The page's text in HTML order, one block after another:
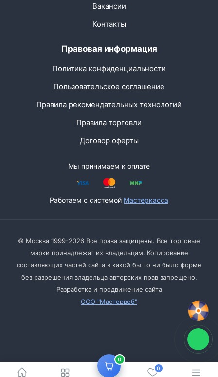
0
0
Вакансии
Контакты
Правовая информация
Политика конфиденциальности
Пользовательское соглашение
Правила рекомендательных технологий
Правила торговли
Договор оферты
Мы принимаем к оплате
Работаем с системой Мастеркасса
© Москва 1999-2026 Все права защищены. Все торговые
марки принадлежат их владельцам. Копирование
составляющих частей сайта в какой бы то ни было форме
без разрешения владельца авторских прав запрещено.
Разработка и продвижение сайта
ООО "Мастервеб"